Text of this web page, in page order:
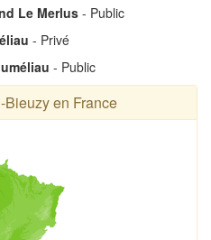
Le Merlus - Public
- Privé
- Public
en France